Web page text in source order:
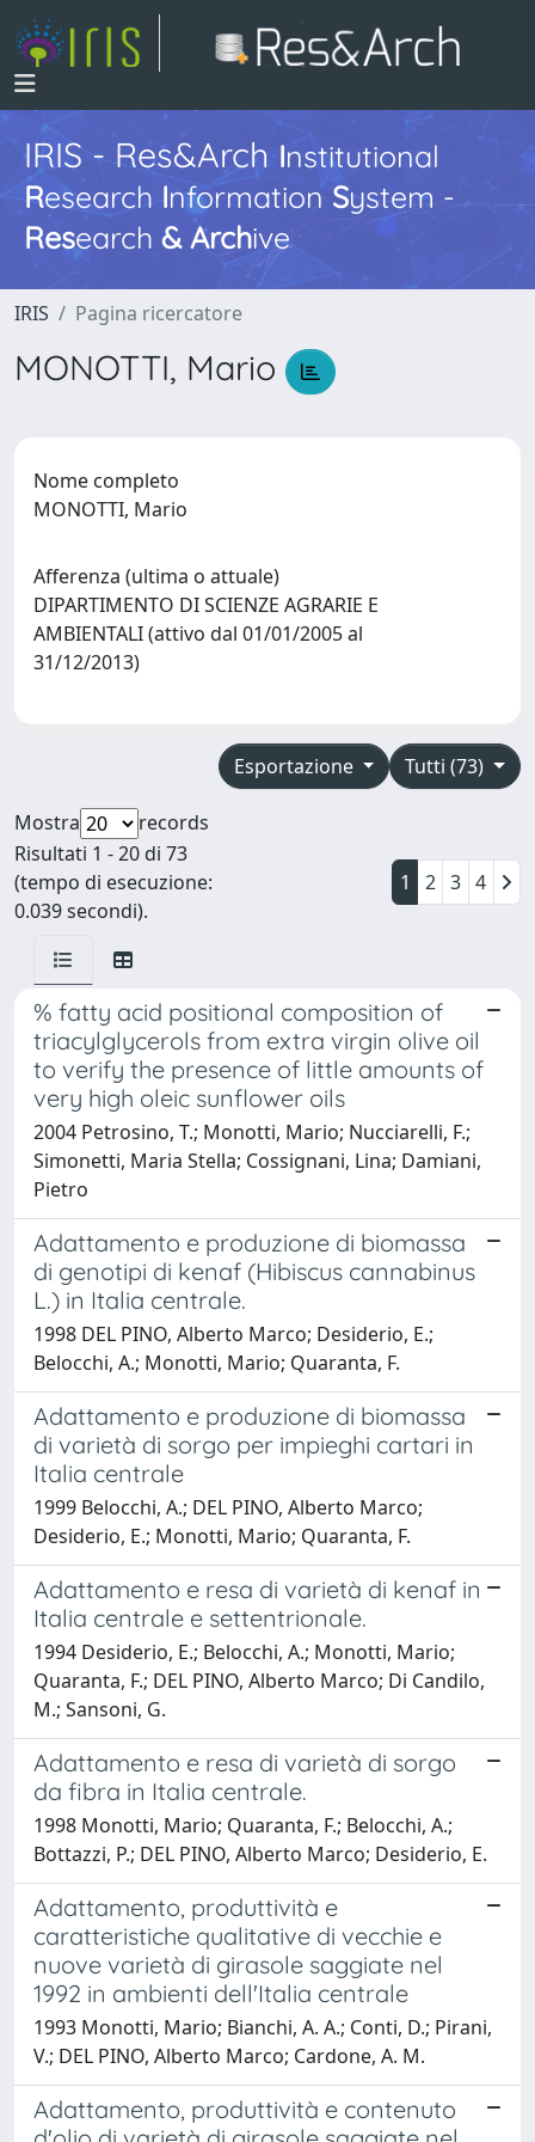
IRIS - Res&ArchInstitutional
Research InformationSystem -
Research & Archive
IRIS Pagina ricercatore
MONOTTI, Mario
Nome completo
MONOTTI, Mario
Afferenza (ultima o attuale)
DIPARTIMENTO DI SCIENZE AGRARIE E
AMBIENTALI (attivo dal 01/01/2005 al
31/12/2013)
Tutti (73)
Esportazione
Mostra
records
Risultati 1 - 20 di 73
(tempo di esecuzione:
0.039 secondi).
1 2 3 4
% fatty acid positional composition of
triacylglycerols from extra virgin olive oil
to verify the presence of little amounts of
very high oleic sunflower oils
2004 Petrosino, T.; Monotti, Mario; Nucciarelli, F.;
Simonetti, Maria Stella; Cossignani, Lina; Damiani,
Pietro
Adattamento e produzione di biomassa
di genotipi di kenaf (Hibiscus cannabinus
L.) in Italia centrale.
1998 DEL PINO, Alberto Marco; Desiderio, E.;
Belocchi, A.; Monotti, Mario; Quaranta, F.
Adattamento e produzione di biomassa
di varietà di sorgo per impieghi cartari in
Italia centrale
1999 Belocchi, A.; DEL PINO, Alberto Marco;
Desiderio, E.; Monotti, Mario; Quaranta, F.
Adattamento e resa di varietà di kenaf in
Italia centrale e settentrionale.
1994 Desiderio, E.; Belocchi, A.; Monotti, Mario;
Quaranta, F.; DEL PINO, Alberto Marco; Di Candilo,
M.; Sansoni, G.
Adattamento e resa di varietà di sorgo
da fibra in Italia centrale.
1998 Monotti, Mario; Quaranta, F.; Belocchi, A.;
Bottazzi, P.; DEL PINO, Alberto Marco; Desiderio, E.
Adattamento, produttività e
caratteristiche qualitative di vecchie e
nuove varietà di girasole saggiate nel
1992 in ambienti dell'Italia centrale
1993 Monotti, Mario; Bianchi, A. A.; Conti, D.; Pirani,
V.; DEL PINO, Alberto Marco; Cardone, A. M.
Adattamento, produttività e contenuto